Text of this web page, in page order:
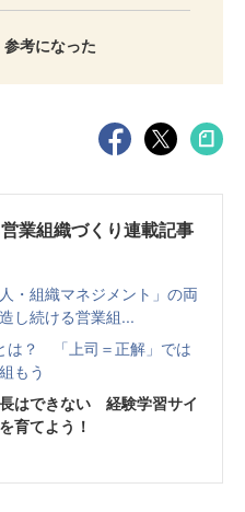
参考になった
業組織づくり連載記事
・組織マネジメント」の両
し続ける営業組...
は？ 「上司＝正解」では
もう
はできない 経験学習サイ
育てよう！